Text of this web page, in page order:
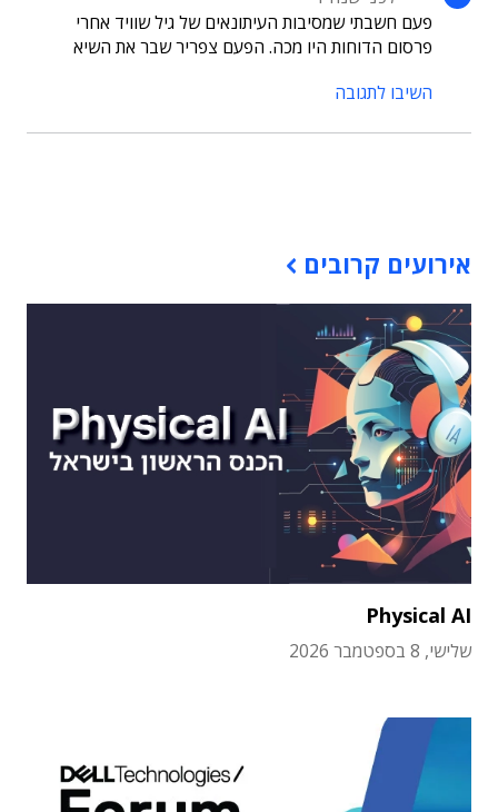
פעם חשבתי שמסיבות העיתונאים של גיל שוויד אחרי
פרסום הדוחות היו מכה. הפעם צפריר שבר את השיא
השיבו לתגובה
אירועים קרובים
Physical AI
שלישי, 8 בספטמבר 2026